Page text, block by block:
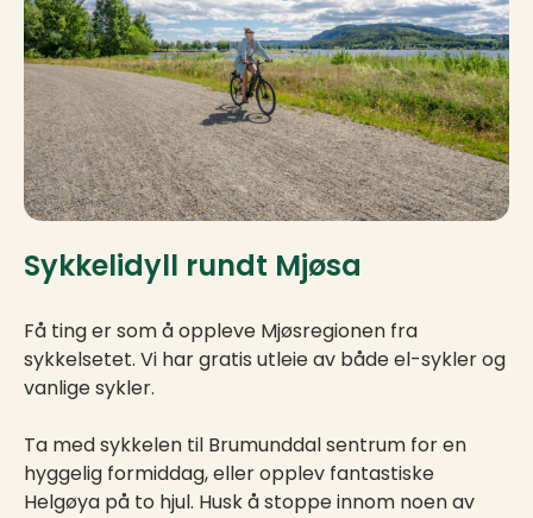
Sykkelidyll rundt Mjøsa
Få ting er som å oppleve Mjøsregionen fra
sykkelsetet. Vi har gratis utleie av både el-sykler og
vanlige sykler.
Ta med sykkelen til Brumunddal sentrum for en
hyggelig formiddag, eller opplev fantastiske
Helgøya på to hjul. Husk å stoppe innom noen av